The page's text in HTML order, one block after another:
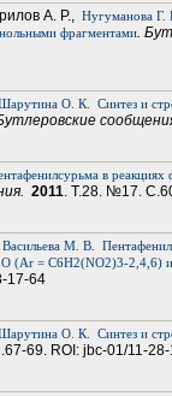
А. Р., Нугуманова Г.
фрагментами.
О. К.
Синтез и
в реакциях
2011. Т.28. №17.
Васильева М. В.
(Ar = C6H2(NO2)3-2,4,6)
17-64
О. К. Синтез и
69. ROI: jbc-01/11-